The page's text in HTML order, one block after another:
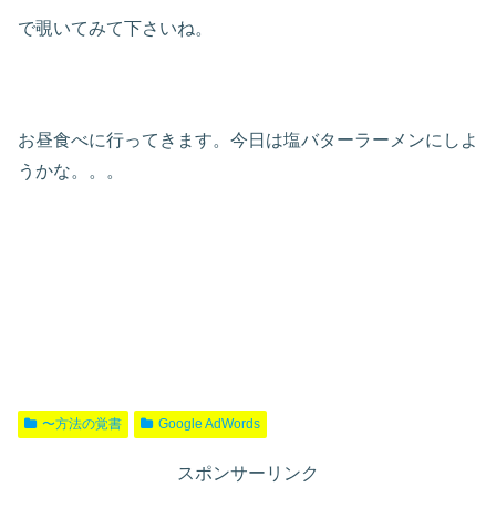
で覗いてみて下さいね。
お昼食べに行ってきます。今日は塩バターラーメンにしよ
うかな。。。
〜方法の覚書 Google AdWords
スポンサーリンク